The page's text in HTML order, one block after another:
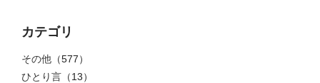
カテゴリ
その他 （577）
ひとり言 （13）